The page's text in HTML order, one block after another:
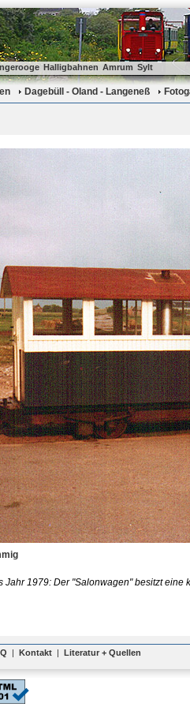
Halligbahnen Amrum Sylt
Dagebüll - Oland - Langeneß
Jahr 1979: Der "Salonwagen" besitzt
| Kontakt | Literatur + Quellen